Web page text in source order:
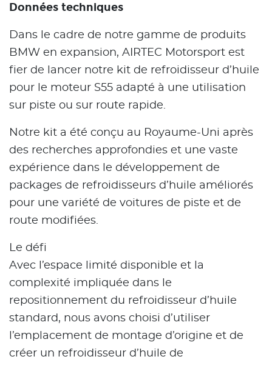
Données techniques
Dans le cadre de notre gamme de produits
BMW en expansion, AIRTEC Motorsport est
fier de lancer notre kit de refroidisseur d’huile
pour le moteur S55 adapté à une utilisation
sur piste ou sur route rapide.
Notre kit a été conçu au Royaume-Uni après
des recherches approfondies et une vaste
expérience dans le développement de
packages de refroidisseurs d’huile améliorés
pour une variété de voitures de piste et de
route modifiées.
Le défi
Avec l’espace limité disponible et la
complexité impliquée dans le
repositionnement du refroidisseur d’huile
standard, nous avons choisi d’utiliser
l’emplacement de montage d’origine et de
créer un refroidisseur d’huile de